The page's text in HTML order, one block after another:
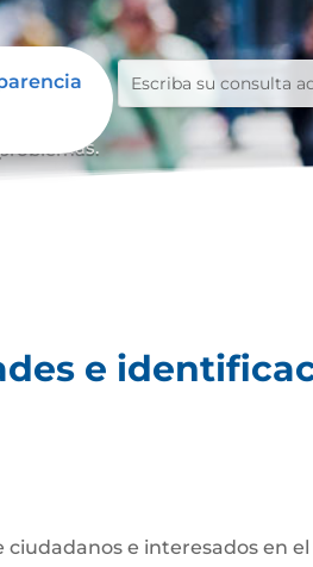
e
ciudadanos e interesados en